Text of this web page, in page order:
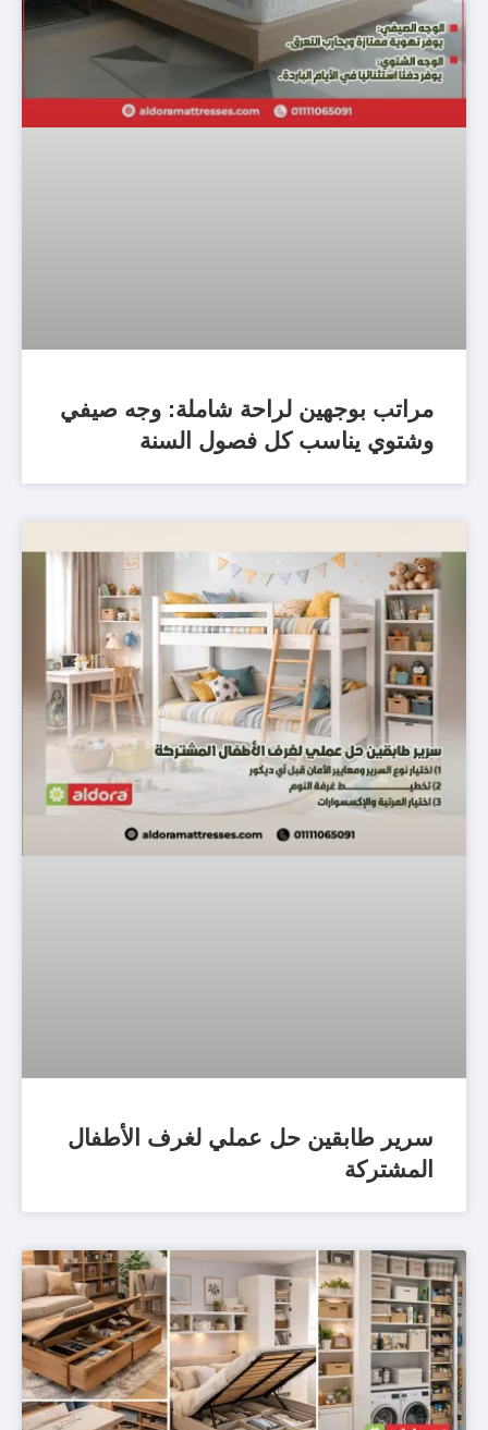
مراتب بوجهين لراحة شاملة: وجه صيفي
وشتوي يناسب كل فصول السنة
سرير طابقين حل عملي لغرف الأطفال
المشتركة